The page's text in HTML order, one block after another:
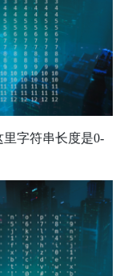
字符串长度是0-